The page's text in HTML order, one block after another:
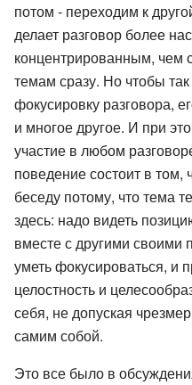
потом - переходим к
делает разговор более
концентрированным, чем
темам сразу. Но чтобы
фокусировку разговора,
и многое другое. И при
участие в любом
поведение состоит в
беседу потому, что тема
здесь: надо видеть
вместе с другими своими
уметь фокусироваться, и
целостность и
себя, не допуская
самим собой.
Это все было в